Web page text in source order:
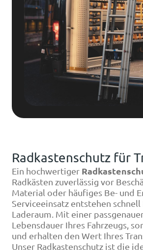
Radkastenschutz für
Ein hochwertiger
Radkästen zuverlässig vor
Material oder häufiges Be- und
Serviceeinsatz entstehen
Laderaum. Mit einer
Lebensdauer Ihres Fahrzeugs,
und erhalten den Wert Ihres
Unser Radkastenschutz ist die